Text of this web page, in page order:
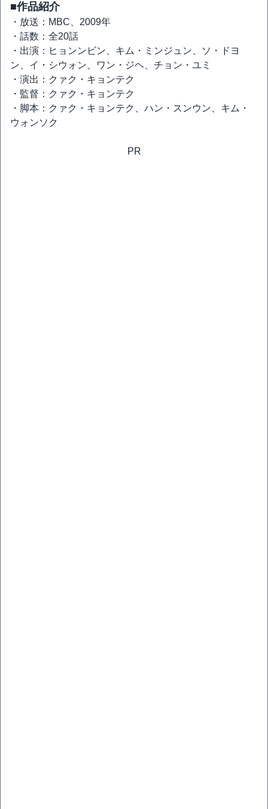
■作品紹介
・放送：MBC、2009年
・話数：全20話
・出演：ヒョンンビン、キム・ミンジュン、ソ・ドヨ
ン、イ・シウォン、ワン・ジヘ、チョン・ユミ
・演出：クァク・キョンテク
・監督：クァク・キョンテク
・脚本：クァク・キョンテク、ハン・スンウン、キム・
ウォンソク
PR